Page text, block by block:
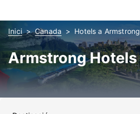
Inici Canada Hotels a Armstrong
Armstrong Hotels